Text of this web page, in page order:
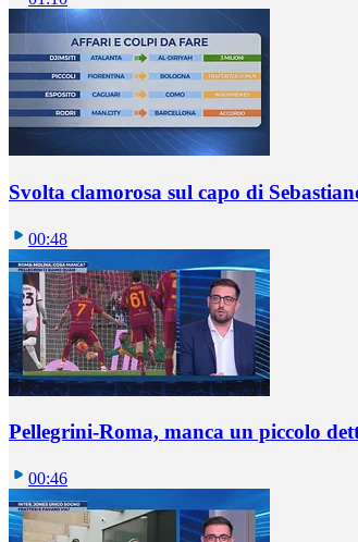
Svolta clamorosa sul capo di
00:48
Pellegrini-Roma, manca un piccolo
00:46